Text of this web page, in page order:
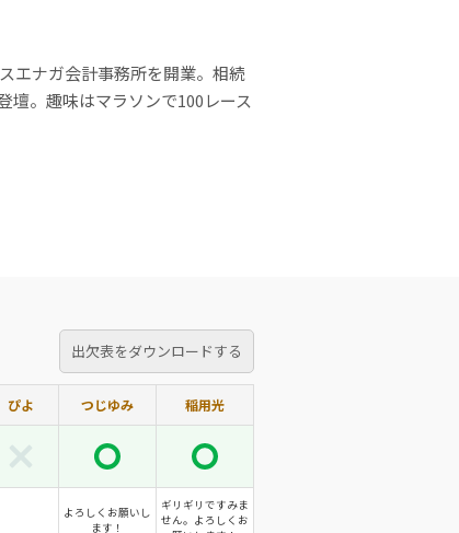
エナガ会計事務所を開業。相続
壇。趣味はマラソンで100レース
出欠表をダウンロードする
ぴよ つじゆみ 稲用光
よろしくお願いし
ます！
ギリギリですみま
せん。よろしくお